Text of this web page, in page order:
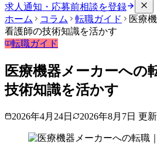
求人通知・応募前相談を登録
ホーム
コラム 転職ガイド
医療
看護師の技術知識を活かす
転職ガイド
医療機器メーカーへの
技術知識を活かす
2026年4月24日 2026年8月7日 更新